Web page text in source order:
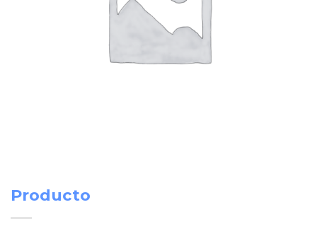
Producto